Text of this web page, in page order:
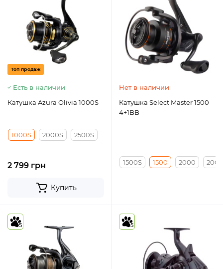
Топ продаж
Есть в наличии
Катушка Azura Olivia 1000S
1000S 2000S 2500S
2 799 грн
Купить
Нет в наличии
Катушка Select Master 1500
4+1BB
1500S 1500 2000
5 5